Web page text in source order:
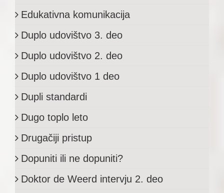
Edukativna komunikacija
Duplo udovištvo 3. deo
Duplo udovištvo 2. deo
Duplo udovištvo 1 deo
Dupli standardi
Dugo toplo leto
Drugačiji pristup
Dopuniti ili ne dopuniti?
Doktor de Weerd intervju 2. deo